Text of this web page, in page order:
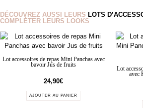
DÉCOUVREZ AUSSI LEURS LOTS
COMPLÉTER LEURS LOOKS
Lot accessoires de repas Mini Panchas avec
bavoir Jus de fruits
24,90€
AJOUTER AU PANIER
Lot
avec